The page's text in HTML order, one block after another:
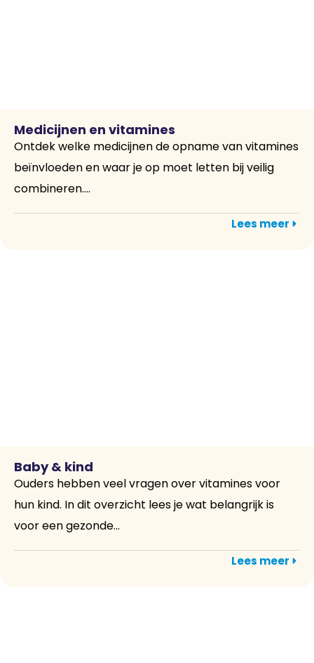
Medicijnen en vitamines
Ontdek welke medicijnen de opname van vitamines
beïnvloeden en waar je op moet letten bij veilig
combineren....
Lees meer
Baby & kind
Ouders hebben veel vragen over vitamines voor
hun kind. In dit overzicht lees je wat belangrijk is
voor een gezonde...
Lees meer